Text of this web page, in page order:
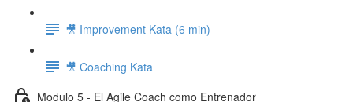
🎥 Improvement Kata (6 min)
🎥 Coaching Kata
Modulo 5 - El Agile Coach como Entrenador